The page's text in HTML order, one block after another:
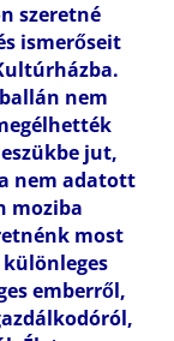
szeretné
ismerőseit
nem
jut,
nem adatott
moziba
most
emberről,